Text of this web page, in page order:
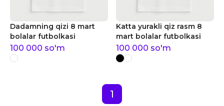
Dadamning qizi 8 mart
bolalar futbolkasi
100 000 so'm
Katta yurakli qiz rasm 8
mart bolalar futbolkasi
100 000 so'm
1